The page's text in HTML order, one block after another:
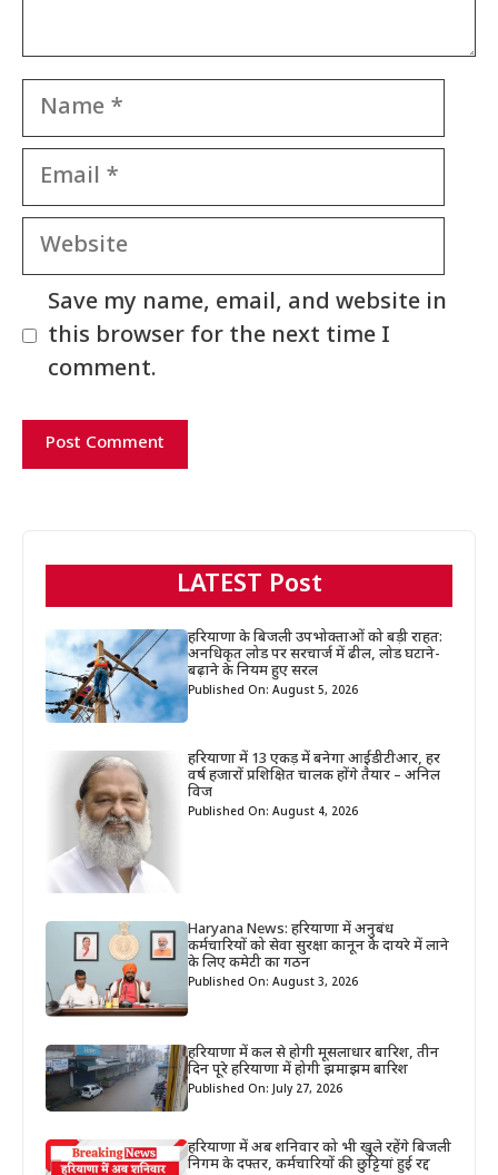
Name
Email
Website
Save my name, email, and website in
this browser for the next time I
comment.
LATEST Post
हरियाणा के बिजली उपभोक्ताओं को बड़ी राहत:
अनधिकृत लोड पर सरचार्ज में ढील, लोड घटाने-
बढ़ाने के नियम हुए सरल
Published On: August 5, 2026
हरियाणा में 13 एकड़ में बनेगा आईडीटीआर, हर
वर्ष हजारों प्रशिक्षित चालक होंगे तैयार – अनिल
विज
Published On: August 4, 2026
Haryana News: हरियाणा में अनुबंध
कर्मचारियों को सेवा सुरक्षा कानून के दायरे में लाने
के लिए कमेटी का गठन
Published On: August 3, 2026
हरियाणा में कल से होगी मूसलाधार बारिश, तीन
दिन पूरे हरियाणा में होगी झमाझम बारिश
Published On: July 27, 2026
हरियाणा में अब शनिवार को भी खुले रहेंगे बिजली
निगम के दफ्तर, कर्मचारियों की छुट्टियां हुई रद्द